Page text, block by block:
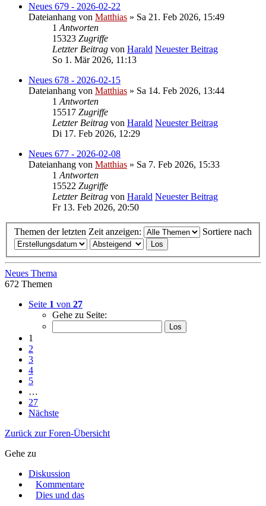
Neues 679 - 2026-02-22
Dateianhang von Matthias » Sa 21. Feb 2026, 15:49
1 Antworten
15323 Zugriffe
Letzter Beitrag von Harald Neuester Beitrag
So 1. Mär 2026, 11:13
Neues 678 - 2026-02-15
Dateianhang von Matthias » Sa 14. Feb 2026, 13:44
1 Antworten
15517 Zugriffe
Letzter Beitrag von Harald Neuester Beitrag
Di 17. Feb 2026, 12:29
Neues 677 - 2026-02-08
Dateianhang von Matthias » Sa 7. Feb 2026, 15:33
1 Antworten
15522 Zugriffe
Letzter Beitrag von Harald Neuester Beitrag
Fr 13. Feb 2026, 20:50
Themen der letzten Zeit anzeigen: Sortiere nach
Neues Thema
672 Themen
Seite 1 von 27
Gehe zu Seite:
1
2
3
4
5
…
27
Nächste
Zurück zur Foren-Übersicht
Gehe zu
Diskussion
Kommentare
Dies und das